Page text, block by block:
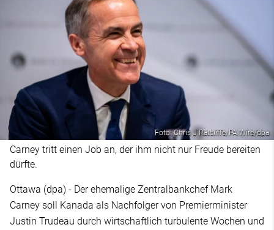
Foto: Chris J Ratcliffe/PA Wire/dpa
Carney tritt einen Job an, der ihm nicht nur Freude bereiten
dürfte.
Ottawa (dpa) - Der ehemalige Zentralbankchef Mark
Carney soll Kanada als Nachfolger von Premierminister
Justin Trudeau durch wirtschaftlich turbulente Wochen und